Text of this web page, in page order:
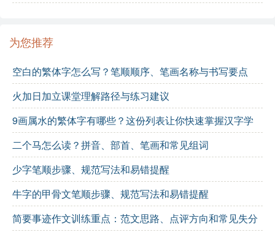
为您推荐
空白的繁体字怎么写？笔顺顺序、笔画名称与书写要点
火加日加立课堂理解路径与练习建议
9画属水的繁体字有哪些？这份列表让你快速掌握汉字学
习
二个马怎么读？拼音、部首、笔画和常见组词
少字笔顺步骤、规范写法和易错提醒
牛字的甲骨文笔顺步骤、规范写法和易错提醒
简要事迹作文训练重点：范文思路、点评方向和常见失分